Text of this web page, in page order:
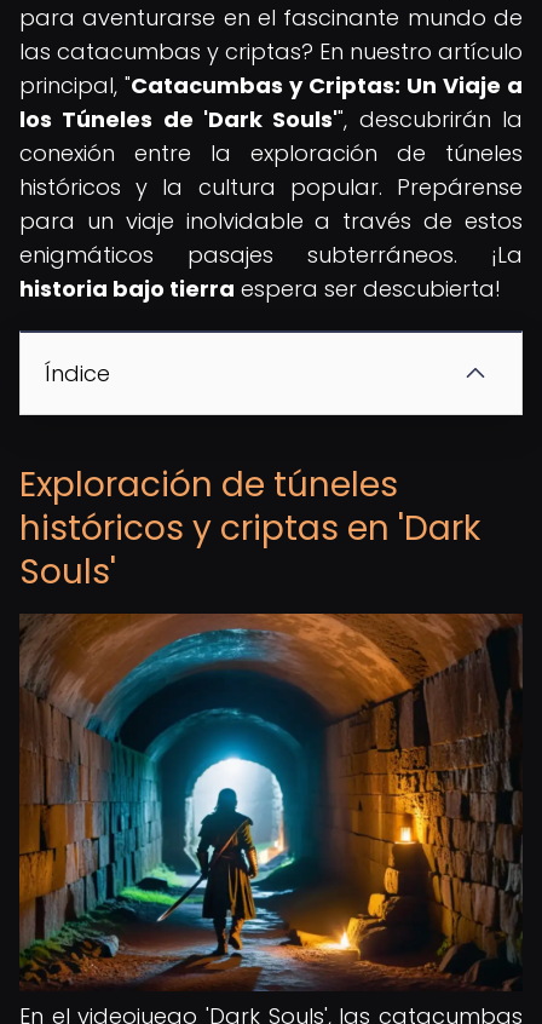
para aventurarse en el fascinante mundo de
las catacumbas y criptas? En nuestro artículo
principal, "Catacumbas y Criptas: Un Viaje a
los Túneles de 'Dark Souls'", descubrirán la
conexión entre la exploración de túneles
históricos y la cultura popular. Prepárense
para un viaje inolvidable a través de estos
enigmáticos pasajes subterráneos. ¡La
historia bajo tierra espera ser descubierta!
Índice
Exploración de túneles
históricos y criptas en 'Dark
Souls'
En el videojuego 'Dark Souls', las catacumbas